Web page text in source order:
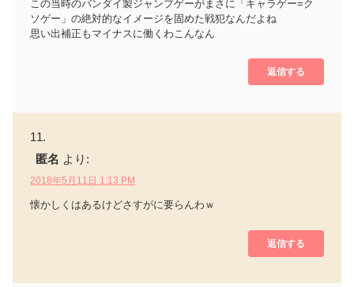
この当時のバンダイ製ジャンプゲーがまさに「キャラゲー=ク
ソゲー」の絶対的なイメージを固めた戦犯なんだよね
思い出補正もマイナスに働くわこんなん
返信する
匿名 より:
2018年5月11日 1:13 PM
懐かしくはあるけどさすがに要らんわｗ
返信する